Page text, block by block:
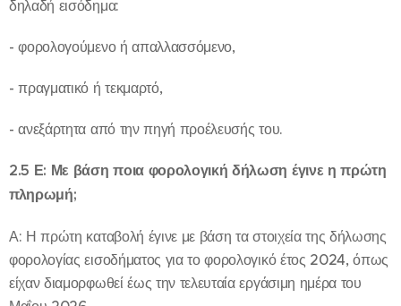
δηλαδή εισόδημα:
- φορολογούμενο ή απαλλασσόμενο,
- πραγματικό ή τεκμαρτό,
- ανεξάρτητα από την πηγή προέλευσής του.
2.5 Ε: Με βάση ποια φορολογική δήλωση έγινε η πρώτη
πληρωμή;
Α: Η πρώτη καταβολή έγινε με βάση τα στοιχεία της δήλωσης
φορολογίας εισοδήματος για το φορολογικό έτος 2024, όπως
είχαν διαμορφωθεί έως την τελευταία εργάσιμη ημέρα του